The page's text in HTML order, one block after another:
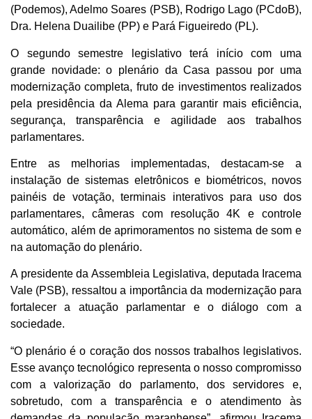
(Podemos), Adelmo Soares (PSB), Rodrigo Lago (PCdoB),
Dra. Helena Duailibe (PP) e Pará Figueiredo (PL).
O segundo semestre legislativo terá início com uma
grande novidade: o plenário da Casa passou por uma
modernização completa, fruto de investimentos realizados
pela presidência da Alema para garantir mais eficiência,
segurança, transparência e agilidade aos trabalhos
parlamentares.
Entre as melhorias implementadas, destacam-se a
instalação de sistemas eletrônicos e biométricos, novos
painéis de votação, terminais interativos para uso dos
parlamentares, câmeras com resolução 4K e controle
automático, além de aprimoramentos no sistema de som e
na automação do plenário.
A presidente da Assembleia Legislativa, deputada Iracema
Vale (PSB), ressaltou a importância da modernização para
fortalecer a atuação parlamentar e o diálogo com a
sociedade.
“O plenário é o coração dos nossos trabalhos legislativos.
Esse avanço tecnológico representa o nosso compromisso
com a valorização do parlamento, dos servidores e,
sobretudo, com a transparência e o atendimento às